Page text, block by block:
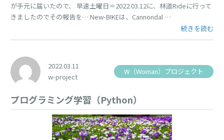
が手元に届いたので、 早速土曜日＝2022.03.12に、林道Rideに行って
きましたのでその報告を… New-BIKEは、Cannondal …
“林道Ride-1”
続きを読む
2022.03.11
w-project
W（Woman）プロジェクト
プログラミング学習（Python）